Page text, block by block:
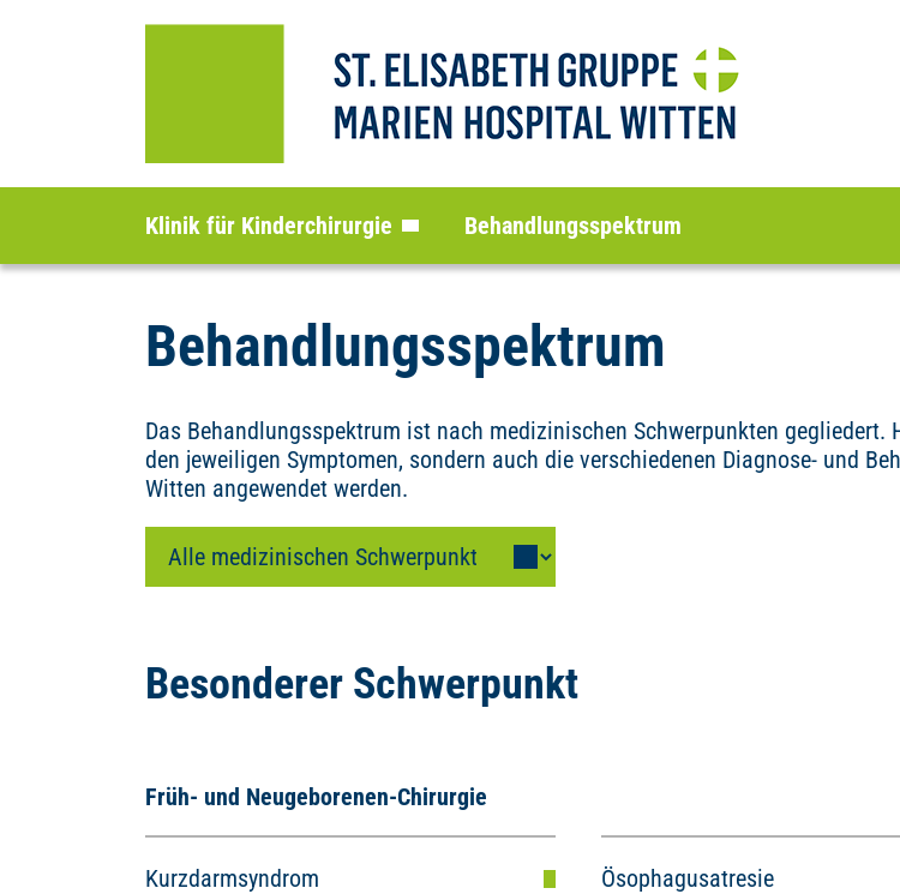
Klinik für Kinderchirurgie Behandlungsspektrum
Behandlungsspektrum
Das Behandlungsspektrum ist nach medizinischen Schwerpunkten
den jeweiligen Symptomen, sondern auch die verschiedenen Diagnose- und
Witten angewendet werden.
Besonderer Schwerpunkt
Früh- und Neugeborenen-Chirurgie
Kurzdarmsyndrom Ösophagusatresie